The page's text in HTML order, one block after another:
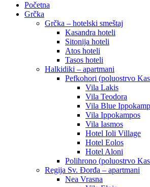
Početna
Grčka
Grčka – hotelski smeštaj
Kasandra hoteli
Sitonija hoteli
Atos hoteli
Tasos hoteli
Halkidiki – apartmani
Pefkohori (poluostrvo
Vila Lakis
Vila Teodora
Vila Blue
Vila Ippokampos
Vila Iasmos
Hotel Ioli Village
Hotel Eolos
Hotel Aloni
Polihrono (poluostrvo
Regija Sv. Đorđa – apartmani
Nea Vrasna